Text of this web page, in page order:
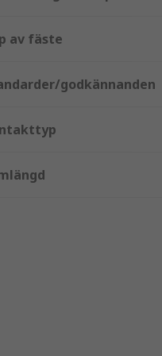
av fäste
godkännanden